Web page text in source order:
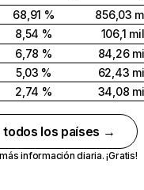
68,91 %
856,03
8,54 %
106,1 mil
6,78 %
84,26
5,03 %
62,43
2,74 % 34,08
todos los países →
información diaria. ¡Gratis!